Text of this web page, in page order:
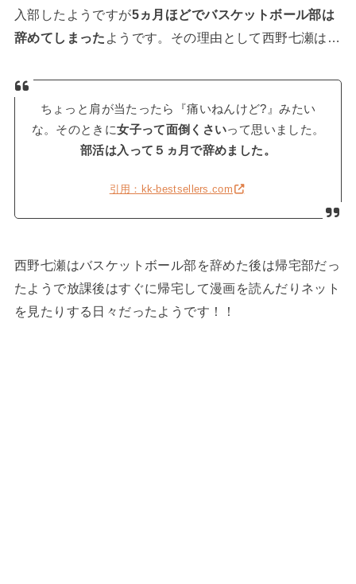
入部したようですが5ヵ月ほどでバスケットボール部は
辞めてしまった ようです。その理由として西野七瀬は…
ちょっと肩が当たったら『痛いねんけど?』みたい
な。そのときに女子って面倒くさいって思いました。
部活は入って５ヵ月で辞めました。
引用：kk-bestsellers.com
西野七瀬はバスケットボール部を辞めた後は帰宅部だっ
たようで放課後はすぐに帰宅して漫画を読んだりネット
を見たりする日々だったようです！！